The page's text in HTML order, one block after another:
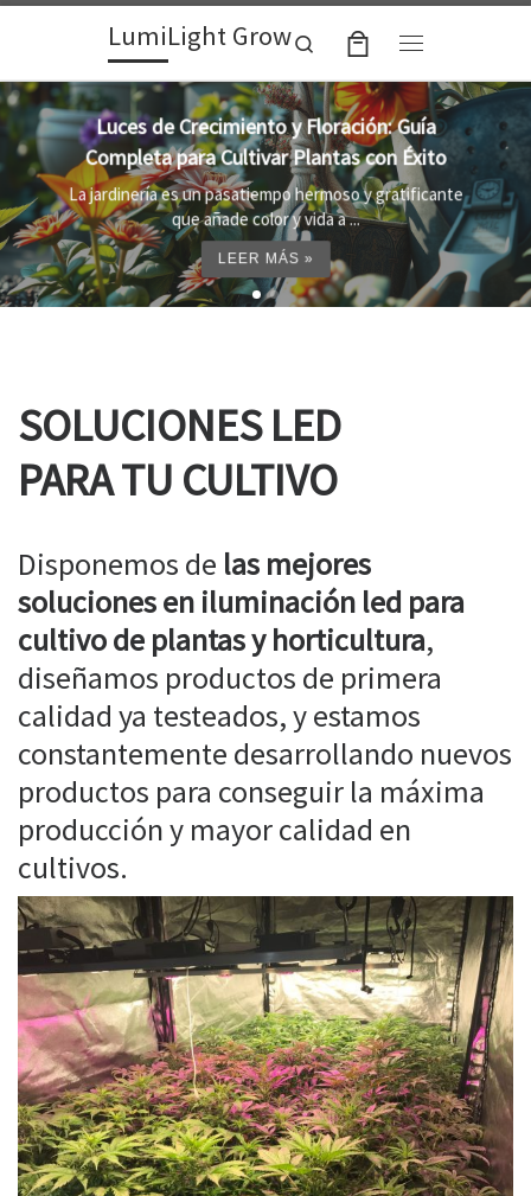
Skip to contentLumiLight Grow
Search
Lámparas para indoor: la clave para un
crecimiento óptimo de tus plantas
Al cultivar plantas en el interior, es importante
proporcionar el entorno adecuado ...
LEER MÁS »
SOLUCIONES LED
PARA TU CULTIVO
Disponemos de las mejores
soluciones en iluminación led para
cultivo de plantas y horticultura,
diseñamos productos de primera
calidad ya testeados, y estamos
constantemente desarrollando nuevos
productos para conseguir la máxima
producción y mayor calidad en
cultivos.